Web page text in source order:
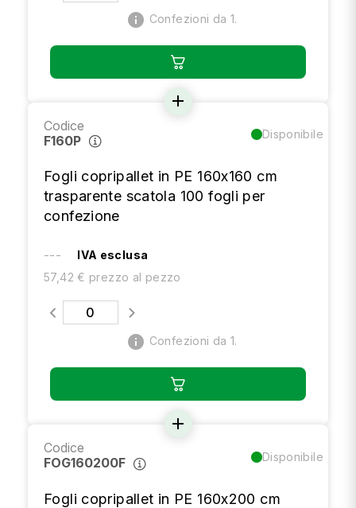
info Confezioni da 1.
add
Codice
F160P
Disponibile
Fogli copripallet in PE 160x160 cm
trasparente scatola 100 fogli per
confezione
---
IVA esclusa
57,42 € prezzo al pezzo
info Confezioni da 1.
add
Codice
FOG160200F
Disponibile
Fogli copripallet in PE 160x200 cm